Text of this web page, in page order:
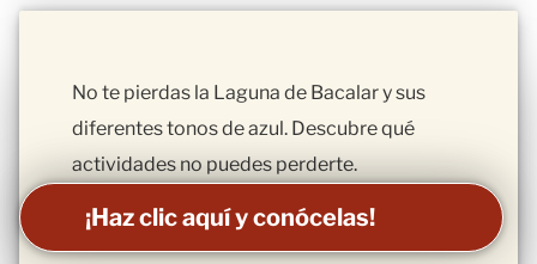
No te pierdas la Laguna de Bacalar y sus
diferentes tonos de azul. Descubre qué
actividades no puedes perderte.
¡Haz clic aquí y conócelas!